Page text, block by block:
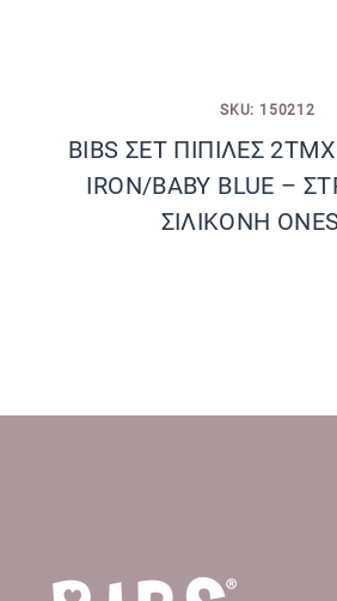
SKU: 150212
BIBS ΣΕΤ ΠΙΠΙΛΕΣ
IRON/BABY BLUE –
ΣΙΛΙΚΟΝΗ